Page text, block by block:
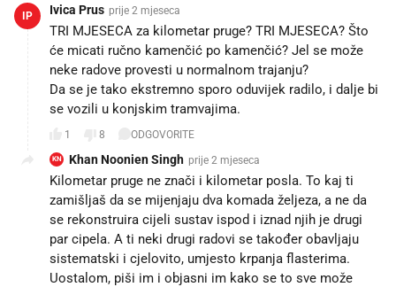
IP Ivica Prus prije 2 mjeseca
TRI MJESECA za kilometar pruge? TRI MJESECA? Što
će micati ručno kamenčić po kamenčić? Jel se može
neke radove provesti u normalnom trajanju?
Da se je tako ekstremno sporo oduvijek radilo, i dalje bi
se vozili u konjskim tramvajima.
1 8 ODGOVORITE
KN Khan Noonien Singh prije 2 mjeseca
Kilometar pruge ne znači i kilometar posla. To kaj ti
zamišljaš da se mijenjaju dva komada željeza, a ne da
se rekonstruira cijeli sustav ispod i iznad njih je drugi
par cipela. A ti neki drugi radovi se također obavljaju
sistematski i cjelovito, umjesto krpanja flasterima.
Uostalom, piši im i objasni im kako se to sve može